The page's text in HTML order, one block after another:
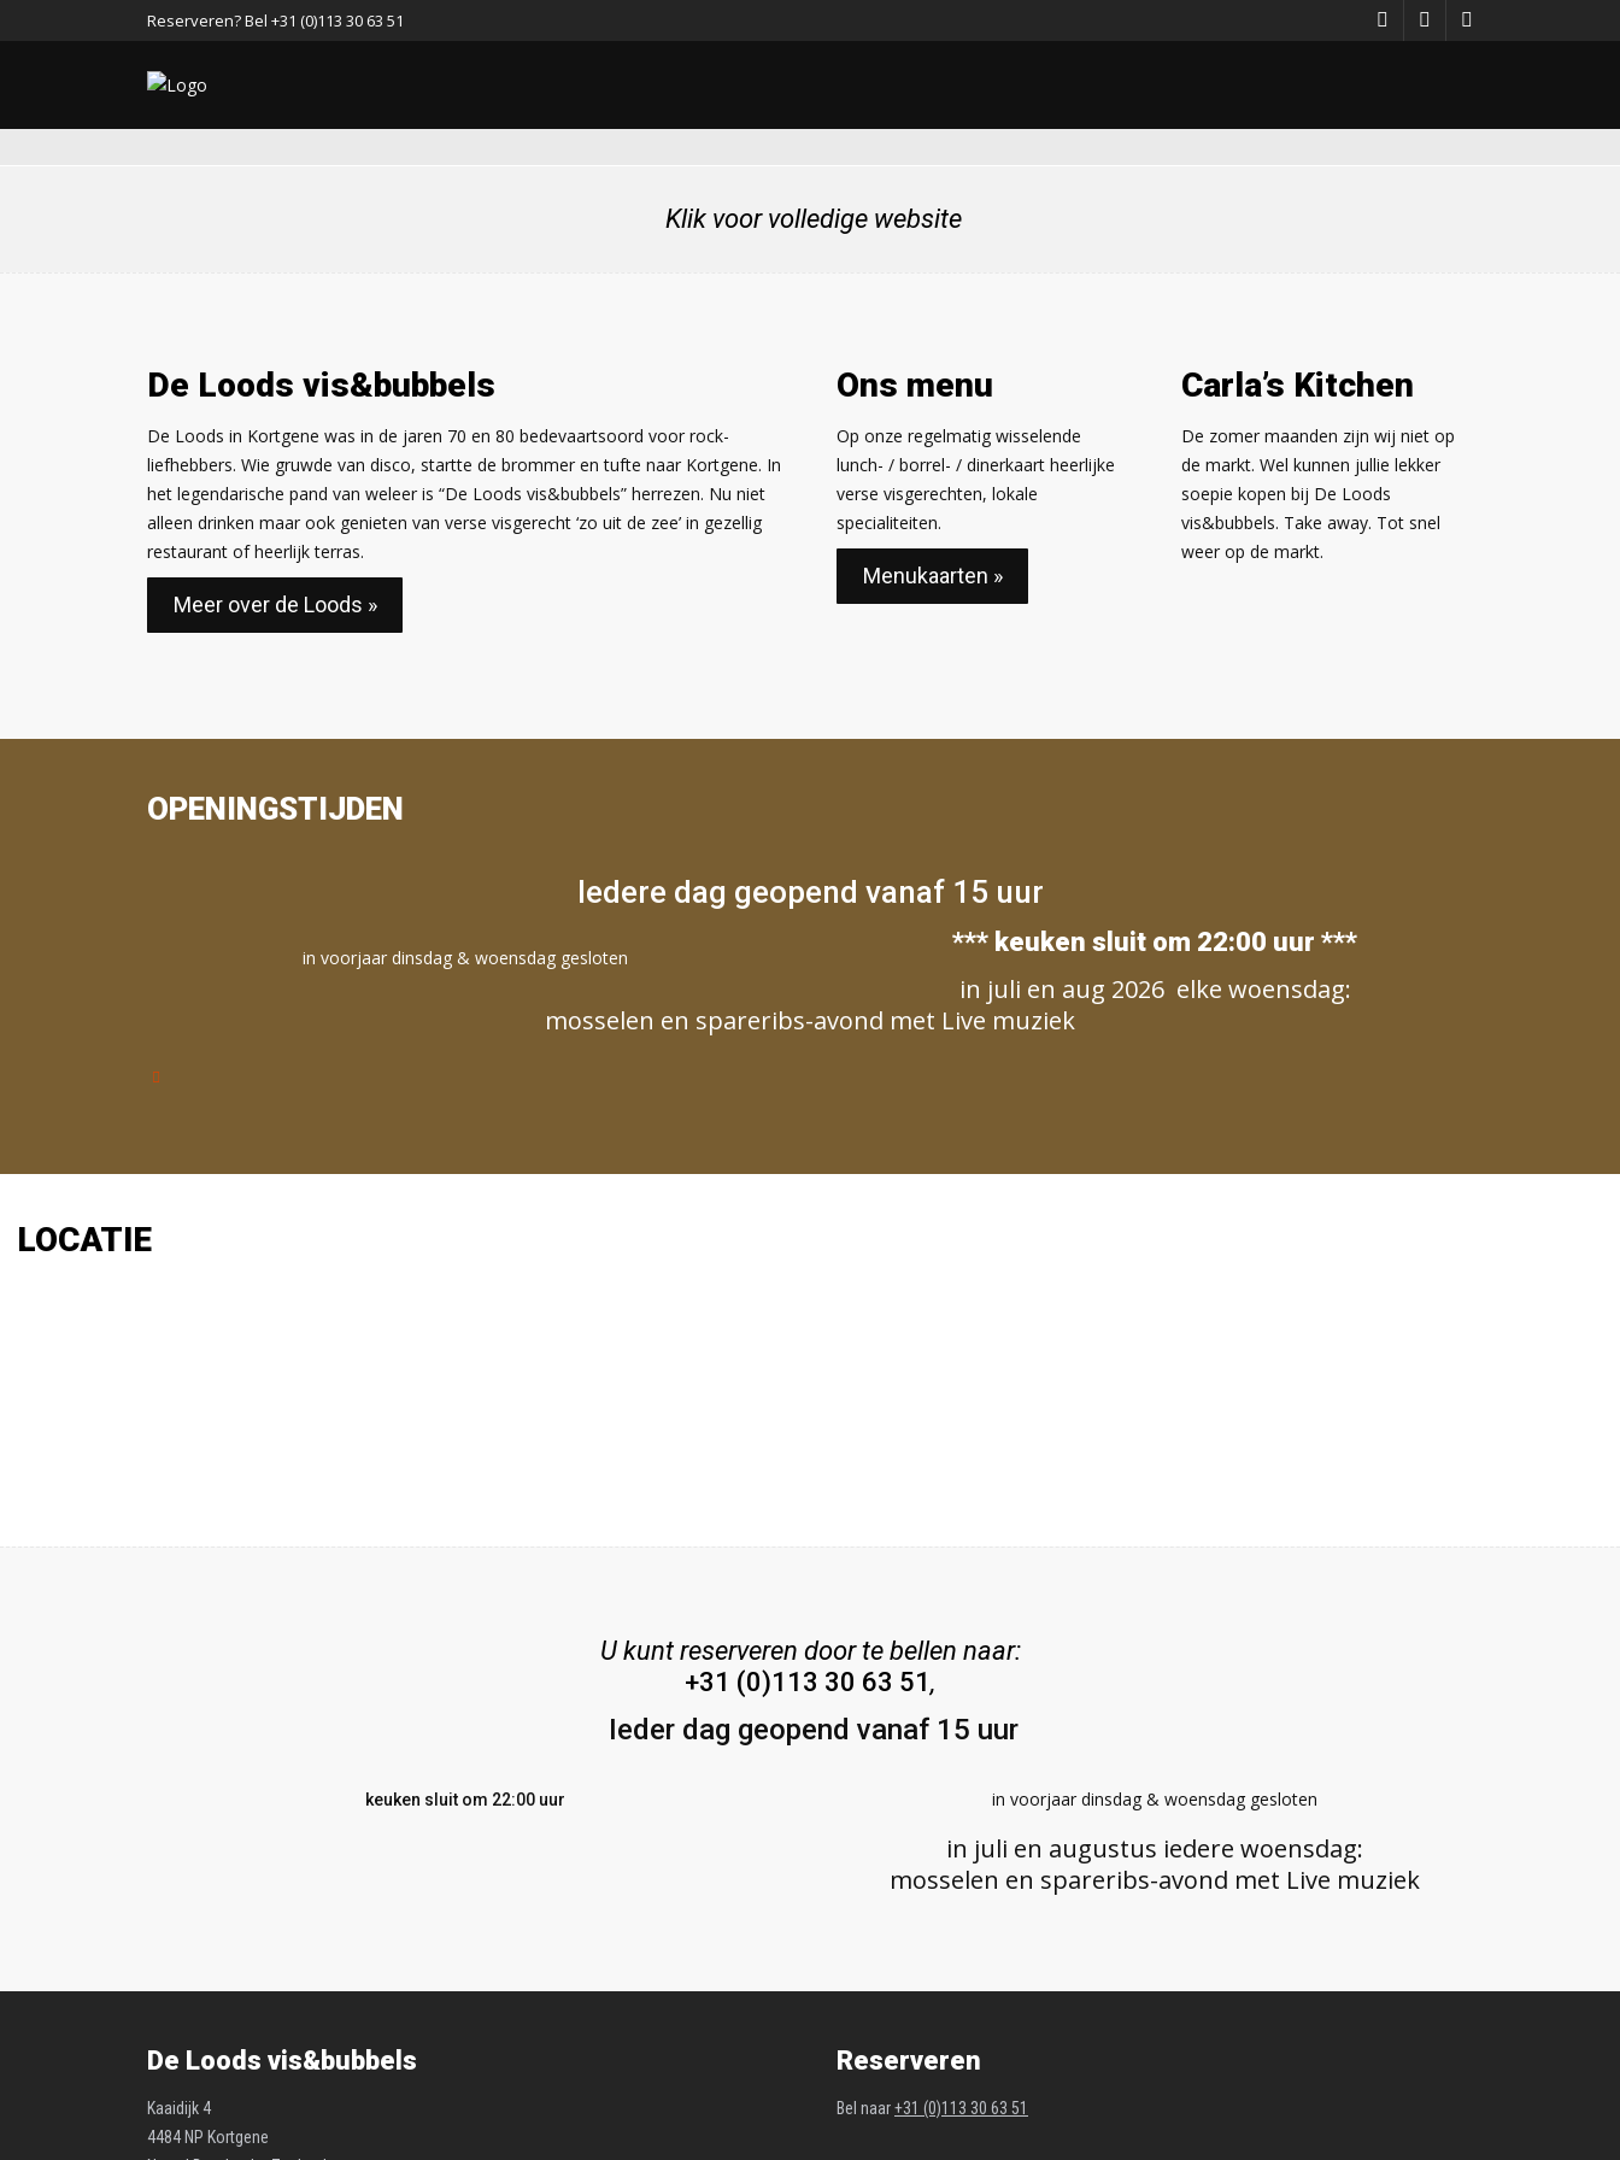
Reserveren? Bel +31 (0)113 30 63 51
Klik voor volledige website
De Loods vis&bubbels
De Loods in Kortgene was in de jaren 70 en 80 bedevaartsoord voor rock-
liefhebbers. Wie gruwde van disco, startte de brommer en tufte naar Kortgene. In
het legendarische pand van weleer is “De Loods vis&bubbels” herrezen. Nu niet
alleen drinken maar ook genieten van verse visgerecht ‘zo uit de zee’ in gezellig
restaurant of heerlijk terras.
Meer over de Loods »
Ons menu
Op onze regelmatig wisselende
lunch- / borrel- / dinerkaart heerlijke
verse visgerechten, lokale
specialiteiten.
Menukaarten »
Carla’s Kitchen
De zomer maanden zijn wij niet op
de markt. Wel kunnen jullie lekker
soepie kopen bij De Loods
vis&bubbels. Take away. Tot snel
weer op de markt.
OPENINGSTIJDEN
Iedere dag geopend vanaf 15 uur
in voorjaar dinsdag & woensdag gesloten
*** keuken sluit om 22:00 uur ***
in juli en aug 2026 elke woensdag:
mosselen en spareribs-avond met Live muziek
LOCATIE
U kunt reserveren door te bellen naar:
+31 (0)113 30 63 51,
Ieder dag geopend vanaf 15 uur
keuken sluit om 22:00 uur in voorjaar dinsdag & woensdag gesloten
in juli en augustus iedere woensdag:
mosselen en spareribs-avond met Live muziek
De Loods vis&bubbels
Kaaidijk 4
4484 NP Kortgene
Reserveren
Bel naar+31 (0)113 30 63 51